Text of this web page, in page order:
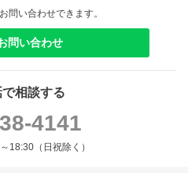
問い合わせできます。
問い合わせ
で相談する
4141
18:30（日祝除く）